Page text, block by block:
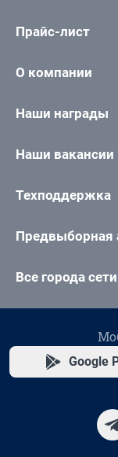
Прайс-лист
О компании
Наши награды
Наши вакансии
Техподдержка
Предвыборная
Все города сети
Google